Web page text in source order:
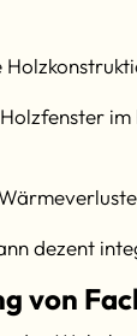
dezent
von